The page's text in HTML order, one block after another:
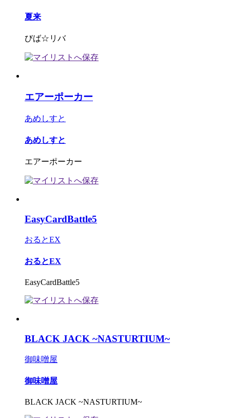
夏来
びば☆リバ
エアーポーカー
あめしすと
あめしすと
エアーポーカー
EasyCardBattle5
おるとEX
おるとEX
EasyCardBattle5
BLACK JACK ~NASTURTIUM~
御味噌屋
御味噌屋
BLACK JACK ~NASTURTIUM~